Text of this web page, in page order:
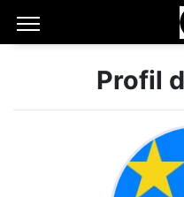
Profil